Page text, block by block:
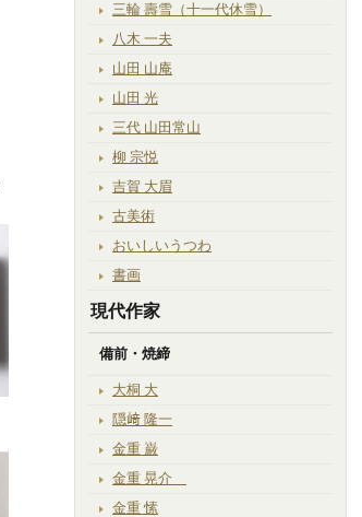
三輪 壽雪（十一代休雪）
八木 一夫
山田 山庵
山田 光
三代 山田常山
柳 宗悦
吉賀 大眉
古美術
おいしいうつわ
書画
現代作家
備前・焼締
大桐 大
隠﨑 隆一
金重 巌
金重 晃介
金重 愫